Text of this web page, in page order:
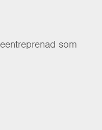
som